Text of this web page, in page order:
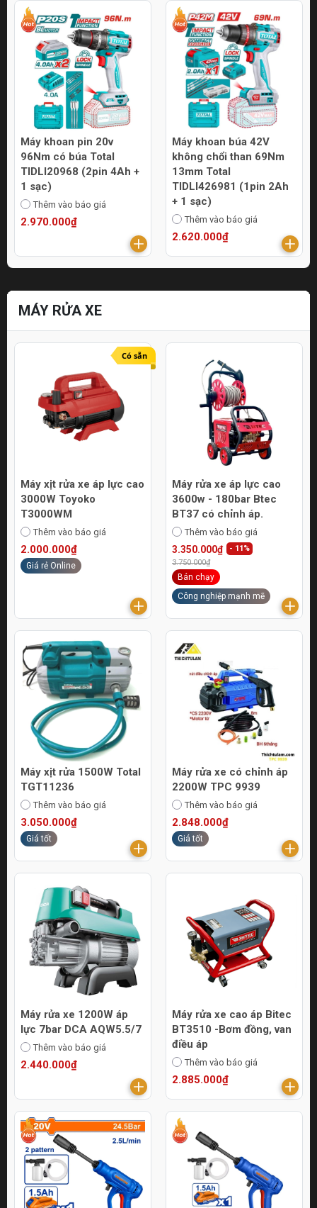
Máy khoan pin 20v
96Nm có búa Total
TIDLI20968 (2pin 4Ah +
1 sạc)
Thêm vào báo giá
2.970.000₫
Máy khoan búa 42V
không chổi than 69Nm
13mm Total
TIDLI426981 (1pin 2Ah
+ 1 sạc)
Thêm vào báo giá
2.620.000₫
MÁY RỬA XE
Có sẵn
Máy xịt rửa xe áp lực cao
3000W Toyoko
T3000WM
Thêm vào báo giá
2.000.000₫
Giá rẻ Online
Máy rửa xe áp lực cao
3600w - 180bar Btec
BT37 có chỉnh áp.
Thêm vào báo giá
3.350.000₫
3.750.000₫
- 11%
Bán chạy
Công nghiệp mạnh mẽ
Máy xịt rửa 1500W Total
TGT11236
Thêm vào báo giá
3.050.000₫
Giá tốt
Máy rửa xe có chỉnh áp
2200W TPC 9939
Thêm vào báo giá
2.848.000₫
Giá tốt
Máy rửa xe 1200W áp
lực 7bar DCA AQW5.5/7
Thêm vào báo giá
2.440.000₫
Máy rửa xe cao áp Bitec
BT3510 -Bơm đồng, van
điều áp
Thêm vào báo giá
2.885.000₫